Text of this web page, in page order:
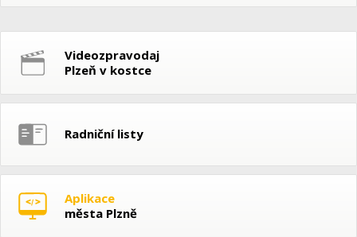
Videozpravodaj
Plzeň v kostce
Radniční listy
Aplikace
města Plzně